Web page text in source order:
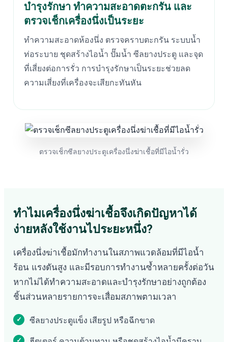
บำรุงรักษา ทำความสะอาดตะกรัน และ
ตรวจเช็กเครื่องนึ่งเป็นระยะ
ทำความสะอาดห้องนึ่ง ตรวจคราบตะกรัน ระบบน้ำ
ท่อระบาย ชุดสร้างไอน้ำ ปั๊มน้ำ ซีลยางประตู และจุด
ที่เสี่ยงต่อการรั่ว การบำรุงรักษาเป็นระยะช่วยลด
ความเสี่ยงที่เครื่องจะเสียกะทันหัน
ตรวจเช็กซีลยางประตูเครื่องนึ่งฆ่าเชื้อที่มีไอน้ำรั่ว
ทำไมเครื่องนึ่งฆ่าเชื้อจึงเกิดปัญหาได้
ง่ายหลังใช้งานไประยะหนึ่ง?
เครื่องนึ่งฆ่าเชื้อมักทำงานในสภาพแวดล้อมที่มีไอน้ำ
ร้อน แรงดันสูง และมีรอบการทำงานซ้ำหลายครั้งต่อวัน
หากไม่ได้ทำความสะอาดและบำรุงรักษาอย่างถูกต้อง
ชิ้นส่วนหลายรายการจะเสื่อมสภาพตามเวลา
ซีลยางประตูแข็ง เสียรูป หรือฉีกขาด